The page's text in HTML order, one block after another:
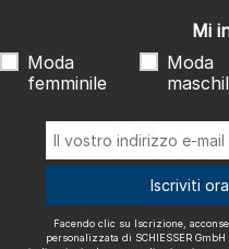
pubblicità personalizzata di
nell'informativa sulla privacy, in
"Newsletter". Posso revocare
con effetto futuro.
Mi
Moda
femminile
Moda
Iscriviti
Facendo clic su Iscrizione,
personalizzata di SCHIESSER